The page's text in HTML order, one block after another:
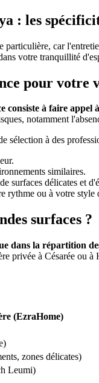
: les
car
votre tranquillité
pour votre
à faire
notamment
sélection à des
similaires.
surfaces délicates et
rythme ou à votre style
surfaces ?
dans la répartition
privée à Césarée
(EzraHome)
zones délicates)
Leumi)